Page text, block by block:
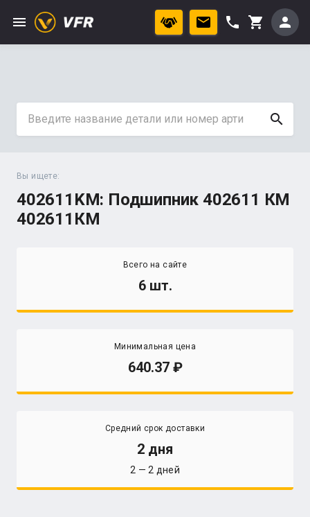
menu phone shopping_cart person
search
Вы ищете:
402611KM: Подшипник 402611 КМ
402611КМ
Всего на сайте
6 шт.
Минимальная цена
640.37
Средний срок доставки
2 дня
2 — 2 дней